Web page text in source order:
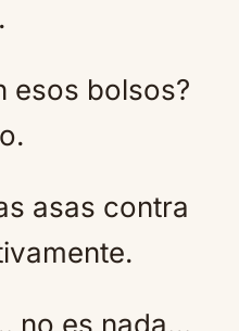
esos bolsos?
asas contra
no es nada…